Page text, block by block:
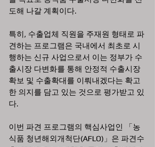
도해 나갈 계획이다.
특히, 수출업체 직원을 주재원 형태로 파
견하는 프로그램은 국내에서 최초로 시
행하는 신규 사업으로서 이는 정부가 수
출시장 다변화를 통해 안정적 수출시장
확보 및 수출확대를 이뤄내겠다는 확고
한 의지를 담고 있는 것으로 평가받고 있
다.
이번 파견 프로그램의 핵심사업인 「농
식품 청년해외개척단(AFLO)」은 파견수